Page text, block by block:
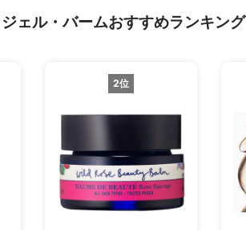
ェル・バームおすすめランキング
2位